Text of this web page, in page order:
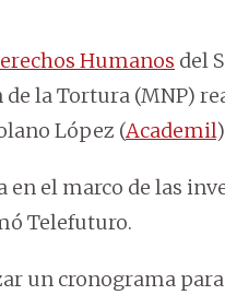
Humanos del
la Tortura (MNP)
López (Academil
en el marco de las
Telefuturo.
un cronograma